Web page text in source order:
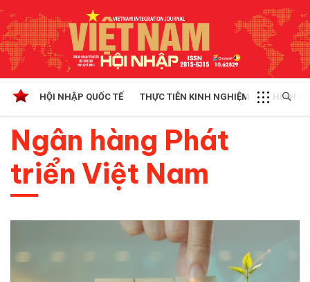
HỘI NHẬP QUỐC TẾ THỰC TIỄN KINH NGHIỆM CHÍNH
Ngân hàng Phát
triển Việt Nam